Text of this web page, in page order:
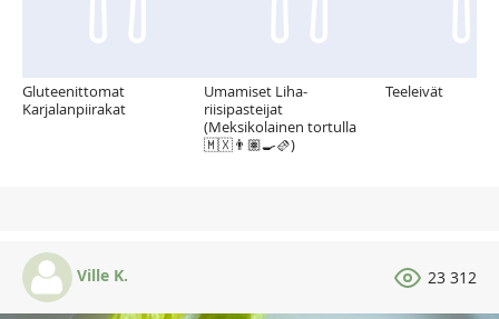
Gluteenittomat
Karjalanpiirakat
Umamiset Liha-
riisipasteijat
(Meksikolainen tortulla
🇲🇽👨🏽‍🍳🫔)
Teeleivät
Ville K. 23 312